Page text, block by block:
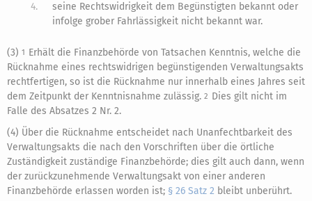
4.
seine Rechtswidrigkeit dem Begünstigten bekannt oder
infolge grober Fahrlässigkeit nicht bekannt war.
(3) 1
Erhält die Finanzbehörde von Tatsachen Kenntnis, welche die
Rücknahme eines rechtswidrigen begünstigenden Verwaltungsakts
rechtfertigen, so ist die Rücknahme nur innerhalb eines Jahres seit
dem Zeitpunkt der Kenntnisnahme zulässig. 2 Dies gilt nicht im
Falle des Absatzes 2 Nr. 2.
(4) Über die Rücknahme entscheidet nach Unanfechtbarkeit des
Verwaltungsakts die nach den Vorschriften über die örtliche
Zuständigkeit zuständige Finanzbehörde; dies gilt auch dann, wenn
der zurückzunehmende Verwaltungsakt von einer anderen
Finanzbehörde erlassen worden ist; § 26 Satz 2 bleibt unberührt.